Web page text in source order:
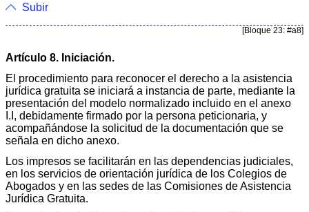
Subir
[Bloque 23: #a8]
Artículo 8. Iniciación.
El procedimiento para reconocer el derecho a la asistencia
jurídica gratuita se iniciará a instancia de parte, mediante la
presentación del modelo normalizado incluido en el anexo
I.I, debidamente firmado por la persona peticionaria, y
acompañándose la solicitud de la documentación que se
señala en dicho anexo.
Los impresos se facilitarán en las dependencias judiciales,
en los servicios de orientación jurídica de los Colegios de
Abogados y en las sedes de las Comisiones de Asistencia
Jurídica Gratuita.